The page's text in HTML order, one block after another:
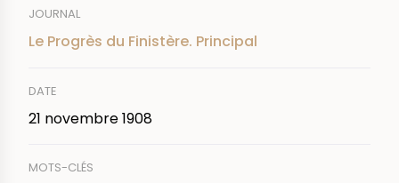
JOURNAL
Le Progrès du Finistère. Principal
DATE
21 novembre 1908
MOTS-CLÉS